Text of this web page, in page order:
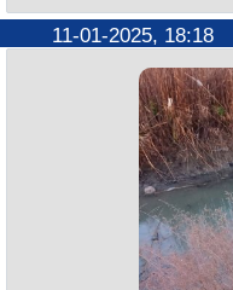
Bu barədə məlumat
Bildirilir ki, "Nazir"
Radarlar
müşahidə edə biləcək.
qərbi
üzərində hava
İddia edilir ki, adar
pilotsuz uçuş
Ekspertlər yeni
11-01-2025, 18:18